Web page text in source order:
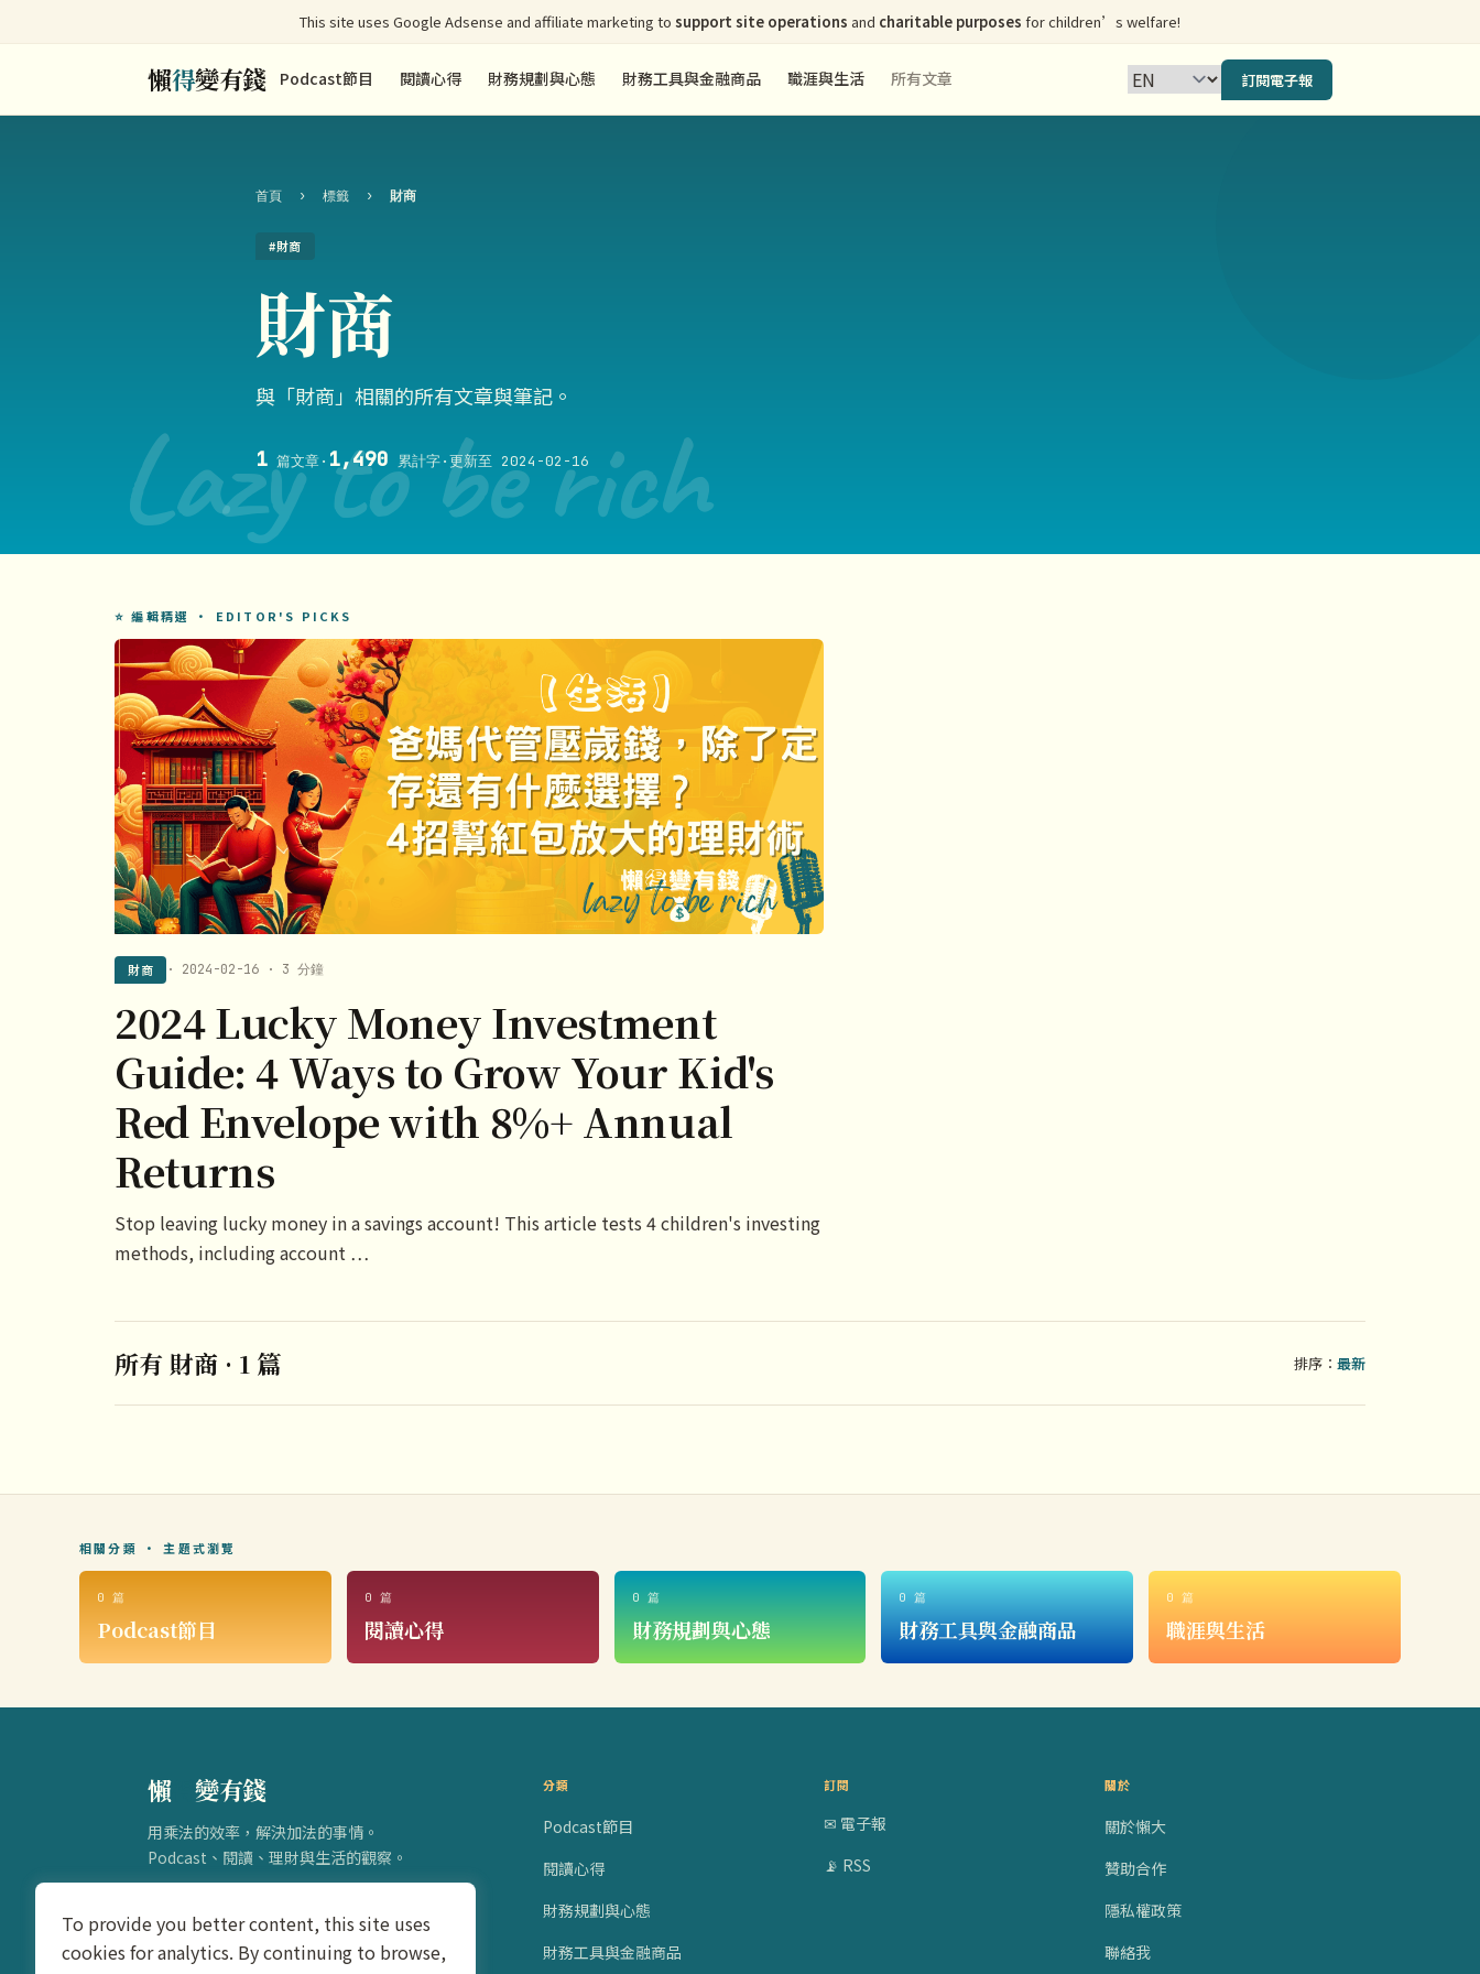
This site uses Google Adsense and affiliate marketing to support site operations and charitable purposes for children’s welfare!
懶得變有錢 Podcast節目 閱讀心得 財務規劃與心態 財務工具與金融商品 職涯與生活 所有文章 訂閱電子報
Lazy to be rich
首頁 › 標籤 › 財商
#財商
財商
與「財商」相關的所有文章與筆記。
1 篇文章· 1,490 累計字·更新至 2024-02-16
⭐ 編輯精選 · EDITOR'S PICKS
財商 · 2024-02-16 · 3 分鐘
2024 Lucky Money Investment
Guide: 4 Ways to Grow Your Kid's
Red Envelope with 8%+ Annual
Returns
Stop leaving lucky money in a savings account! This article tests 4 children's investing
methods, including account …
所有 財商 · 1 篇 排序： 最新
相關分類 · 主題式瀏覽
0 篇
Podcast節目
0 篇
閱讀心得
0 篇
財務規劃與心態
0 篇
財務工具與金融商品
0 篇
職涯與生活
懶得變有錢
用乘法的效率，解決加法的事情。
Podcast、閱讀、理財與生活的觀察。
分類
Podcast節目
閱讀心得
財務規劃與心態
財務工具與金融商品
訂閱
✉ 電子報
📡 RSS
關於
關於懶大
贊助合作
隱私權政策
聯絡我
To provide you better content, this site uses
cookies for analytics. By continuing to browse,